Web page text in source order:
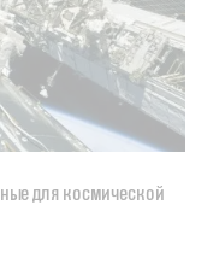
для космической